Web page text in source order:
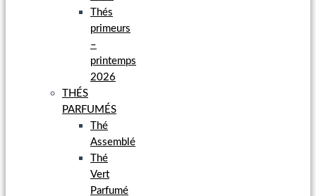
Thés
primeurs
–
printemps
2026
THÉS
PARFUMÉS
Thé
Assemblé
Thé
Vert
Parfumé